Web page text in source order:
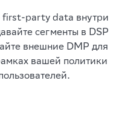
first-party data внутри
сегменты в DSP
внешние DMP для
вашей политики